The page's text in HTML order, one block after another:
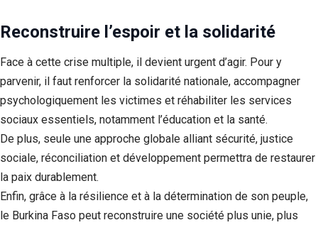
Reconstruire l’espoir et la solidarité
Face à cette crise multiple, il devient urgent d’agir. Pour y
parvenir, il faut renforcer la solidarité nationale, accompagner
psychologiquement les victimes et réhabiliter les services
sociaux essentiels, notamment l’éducation et la santé.
De plus, seule une approche globale alliant sécurité, justice
sociale, réconciliation et développement permettra de restaurer
la paix durablement.
Enfin, grâce à la résilience et à la détermination de son peuple,
le Burkina Faso peut reconstruire une société plus unie, plus